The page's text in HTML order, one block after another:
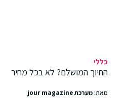
כללי
החיוך המושלם? לא בכל מחיר
מאת:מערכת jour magazine